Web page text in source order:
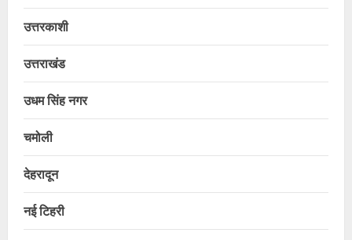
उत्तरकाशी
उत्तराखंड
उधम सिंह नगर
चमोली
देहरादून
नई टिहरी